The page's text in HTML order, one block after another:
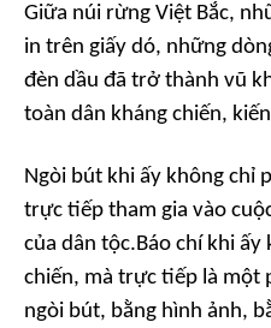
Giữa núi rừng Việt Bắc,
in trên giấy dó, những
đèn dầu đã trở thành vũ
toàn dân kháng chiến,
Ngòi bút khi ấy không chỉ
trực tiếp tham gia vào
của dân tộc.Báo chí khi
chiến, mà trực tiếp là một
ngòi bút, bằng hình ảnh,